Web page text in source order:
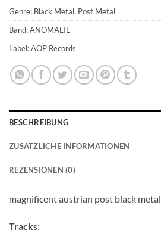
Genre: Black Metal, Post Metal
Band: ANOMALIE
Label: AOP Records
BESCHREIBUNG
ZUSÄTZLICHE INFORMATIONEN
REZENSIONEN (0)
magnificent austrian post black metal
Tracks: